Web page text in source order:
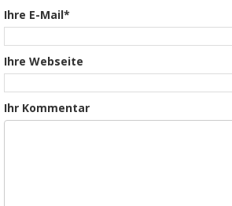
Ihre E-Mail*
Ihre Webseite
Ihr Kommentar